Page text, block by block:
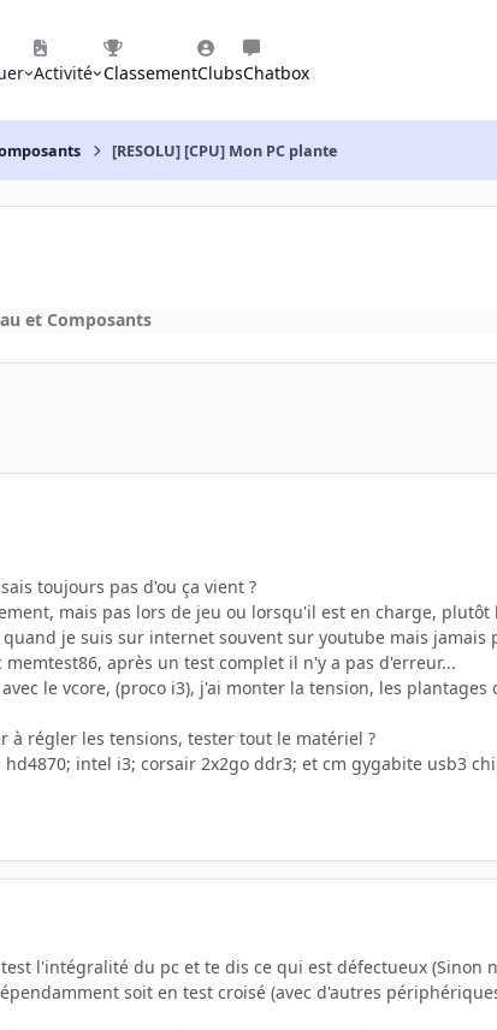
Activité ClassementClubsChatbox
[RESOLU] [CPU] Mon PC plante
et Composants
toujours pas d'ou ça vient ?
mais pas lors de jeu ou lorsqu'il est en charge, plutôt
je suis sur internet souvent sur youtube mais jamais
memtest86, après un test complet il n'y a pas d'erreur...
le vcore, (proco i3), j'ai monter la tension, les
à régler les tensions, tester tout le matériel ?
hd4870; intel i3; corsair 2x2go ddr3; et cm gygabite usb3
l'intégralité du pc et te dis ce qui est défectueux (Sinon
soit en test croisé (avec d'autres